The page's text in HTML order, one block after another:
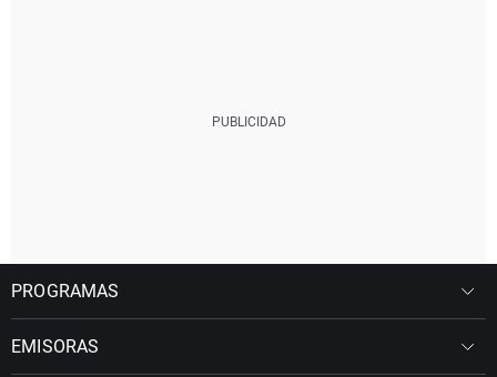
PROGRAMAS
EMISORAS